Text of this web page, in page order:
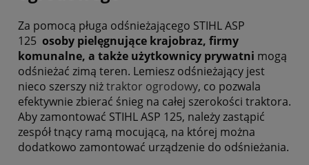
Za pomocą pługa odśnieżającego STIHL ASP
125 osoby pielęgnujące krajobraz, firmy
komunalne, a także użytkownicy prywatni mogą
odśnieżać zimą teren. Lemiesz odśnieżający jest
nieco szerszy niżtraktor ogrodowy, co pozwala
efektywnie zbierać śnieg na całej szerokości traktora.
Aby zamontować STIHL ASP 125, należy zastąpić
zespół tnący ramą mocującą, na której można
dodatkowo zamontować urządzenie do odśnieżania.